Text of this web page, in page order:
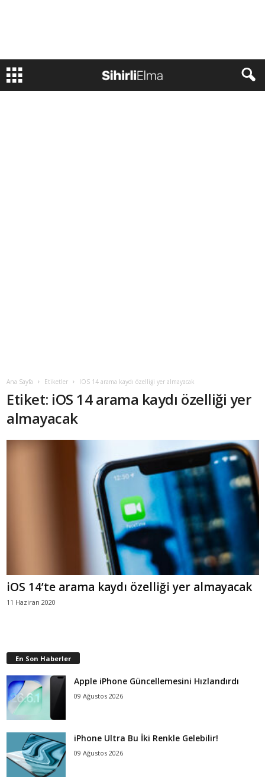
Ana Sayfa Etiketler IOS 14 arama kaydı özelliği yer almayacak
Etiket: iOS 14 arama kaydı özelliği yer
almayacak
iOS 14’te arama kaydı özelliği yer almayacak
11 Haziran 2020
En Son Haberler
Apple iPhone Güncellemesini Hızlandırdı
09 Ağustos 2026
iPhone Ultra Bu İki Renkle Gelebilir!
09 Ağustos 2026